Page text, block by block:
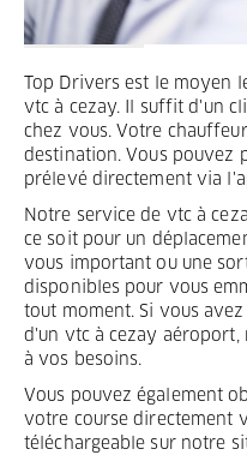
Top Drivers est le moyen
vtc à cezay. Il suffit d'un
chez vous. Votre
destination. Vous pouvez
prélevé directement via
Notre service de vtc à
ce soit pour un
vous important ou une
disponibles pour vous
tout moment. Si vous
d'un vtc à cezay aéroport,
à vos besoins.
Vous pouvez également
votre course directement
téléchargeable sur notre